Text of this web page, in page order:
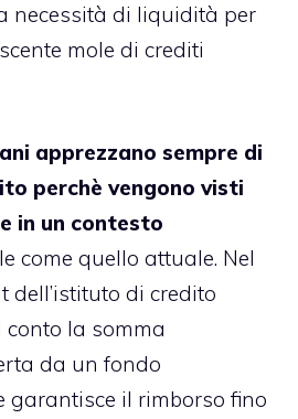
necessità di liquidità per
mole di crediti
apprezzano sempre di
perchè vengono visti
in un contesto
come quello attuale. Nel
dell’istituto di credito
la somma
da un fondo
garantisce il rimborso fino